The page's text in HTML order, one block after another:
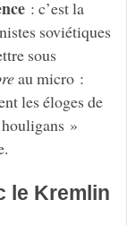
: c’est la
soviétiques
sous
au micro :
les éloges de
»
le Kremlin